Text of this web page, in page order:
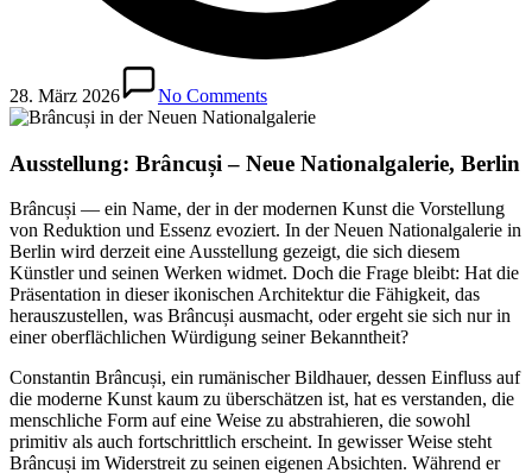
28. März 2026 No Comments
Ausstellung: Brâncuși – Neue Nationalgalerie, Berlin
Brâncuși — ein Name, der in der modernen Kunst die Vorstellung
von Reduktion und Essenz evoziert. In der Neuen Nationalgalerie in
Berlin wird derzeit eine Ausstellung gezeigt, die sich diesem
Künstler und seinen Werken widmet. Doch die Frage bleibt: Hat die
Präsentation in dieser ikonischen Architektur die Fähigkeit, das
herauszustellen, was Brâncuși ausmacht, oder ergeht sie sich nur in
einer oberflächlichen Würdigung seiner Bekanntheit?
Constantin Brâncuși, ein rumänischer Bildhauer, dessen Einfluss auf
die moderne Kunst kaum zu überschätzen ist, hat es verstanden, die
menschliche Form auf eine Weise zu abstrahieren, die sowohl
primitiv als auch fortschrittlich erscheint. In gewisser Weise steht
Brâncuși im Widerstreit zu seinen eigenen Absichten. Während er